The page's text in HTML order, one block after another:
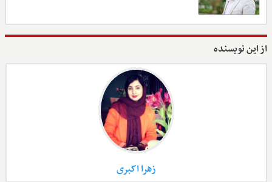
از این نویسنده
زهرا اکبری